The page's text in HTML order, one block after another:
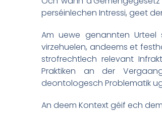
perséinlechen Intressi, geet
Am uewe genannten Urteel
virzehuelen, andeems et
strofrechtlech relevant
Praktiken an der
deontologesch Problematik
An deem Kontext géif ech